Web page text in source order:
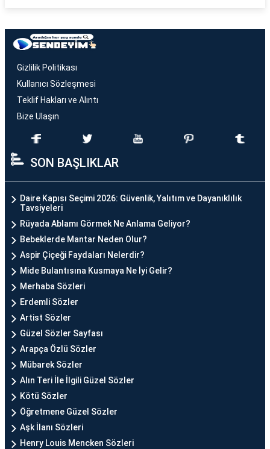
Gizlilik Politikası
Kullanıcı Sözleşmesi
Teklif Hakları ve Alıntı
Bize Ulaşın
SON BAŞLIKLAR
Daire Kapısı Seçimi 2026: Güvenlik, Yalıtım ve Dayanıklılık
Tavsiyeleri
Rüyada Ablamı Görmek Ne Anlama Geliyor?
Bebeklerde Mantar Neden Olur?
Aspir Çiçeği Faydaları Nelerdir?
Mide Bulantısına Kusmaya Ne İyi Gelir?
Merhaba Sözleri
Erdemli Sözler
Artist Sözler
Güzel Sözler Sayfası
Arapça Özlü Sözler
Mübarek Sözler
Alın Teri İle İlgili Güzel Sözler
Kötü Sözler
Öğretmene Güzel Sözler
Aşk İlanı Sözleri
Henry Louis Mencken Sözleri